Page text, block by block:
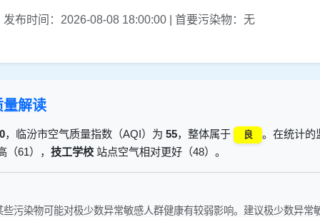
发布时间：2026-08-08 18:00:00 | 首要污染物：无
量解读
，临汾市空气质量指数（AQI）为 55，整体属于 良
。在统计的
61）， 技工学校 站点空气相对更好（48）。
些污染物可能对极少数异常敏感人群健康有较弱影响。建议极少数异常